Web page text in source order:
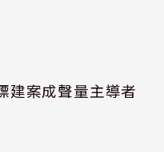
標建案成聲量主導者